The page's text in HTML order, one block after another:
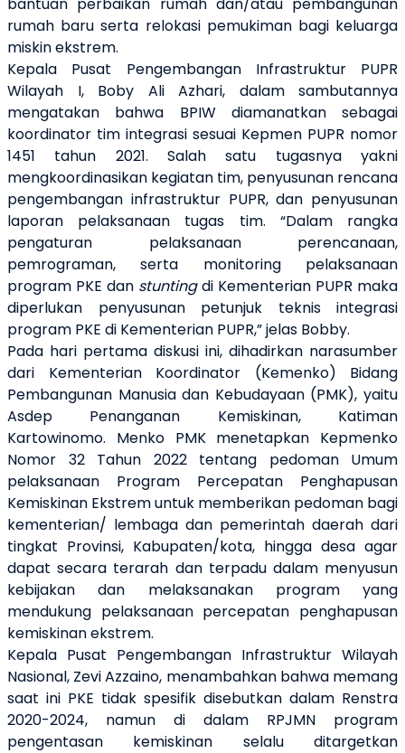
rumah baru serta relokasi pemukiman bagi keluarga
miskin ekstrem.
Kepala Pusat Pengembangan Infrastruktur PUPR
Wilayah I, Boby Ali Azhari, dalam sambutannya
mengatakan bahwa BPIW diamanatkan sebagai
koordinator tim integrasi sesuai Kepmen PUPR nomor
1451 tahun 2021. Salah satu tugasnya yakni
mengkoordinasikan kegiatan tim, penyusunan rencana
pengembangan infrastruktur PUPR, dan penyusunan
laporan pelaksanaan tugas tim. “Dalam rangka
pengaturan pelaksanaan perencanaan,
pemrograman, serta monitoring pelaksanaan
program PKE dan stuntingdi Kementerian PUPR maka
diperlukan penyusunan petunjuk teknis integrasi
program PKE di Kementerian PUPR,” jelas Bobby.
Pada hari pertama diskusi ini, dihadirkan narasumber
dari Kementerian Koordinator (Kemenko) Bidang
Pembangunan Manusia dan Kebudayaan (PMK), yaitu
Asdep Penanganan Kemiskinan, Katiman
Kartowinomo. Menko PMK menetapkan Kepmenko
Nomor 32 Tahun 2022 tentang pedoman Umum
pelaksanaan Program Percepatan Penghapusan
Kemiskinan Ekstrem untuk memberikan pedoman bagi
kementerian/ lembaga dan pemerintah daerah dari
tingkat Provinsi, Kabupaten/kota, hingga desa agar
dapat secara terarah dan terpadu dalam menyusun
kebijakan dan melaksanakan program yang
mendukung pelaksanaan percepatan penghapusan
kemiskinan ekstrem.
Kepala Pusat Pengembangan Infrastruktur Wilayah
Nasional, Zevi Azzaino, menambahkan bahwa memang
saat ini PKE tidak spesifik disebutkan dalam Renstra
2020-2024, namun di dalam RPJMN program
pengentasan kemiskinan selalu ditargetkan